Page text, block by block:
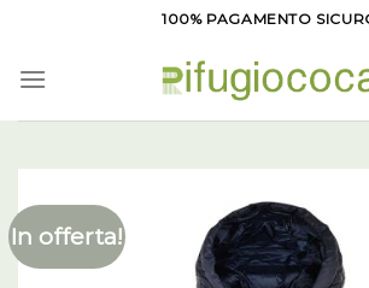
contenuti
100% PAGAMENTO
In offerta!